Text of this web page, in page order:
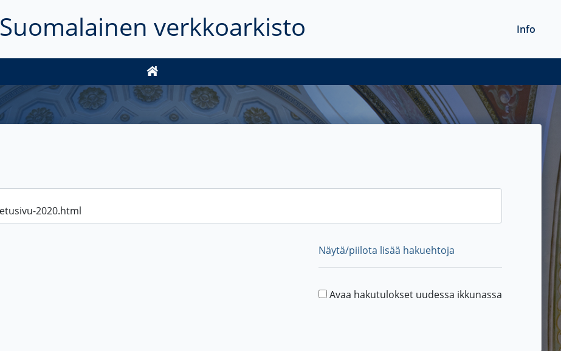
Suomalainen verkkoarkisto Info
Näytä/piilota lisää hakuehtoja
Avaa hakutulokset uudessa ikkunassa